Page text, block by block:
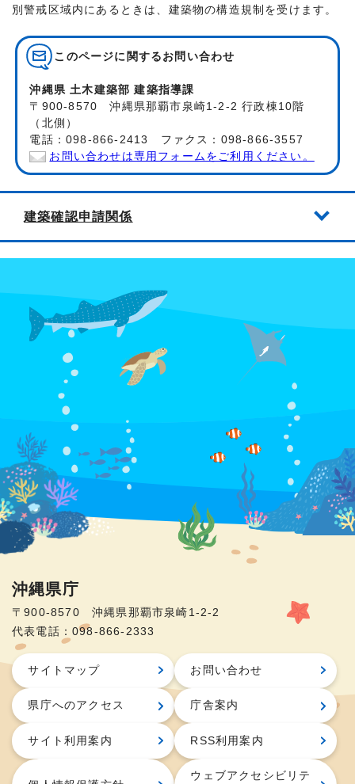
別警戒区域内にあるときは、建築物の構造規制を受けます。
このページに関する お問い合わせ
沖縄県 土木建築部 建築指導課
〒900-8570 沖縄県那覇市泉崎1-2-2 行政棟10階
（北側）
電話：098-866-2413 ファクス：098-866-3557
お問い合わせは専用フォームをご利用ください。
建築確認申請関係
沖縄県庁
〒900-8570 沖縄県那覇市泉崎1-2-2
代表電話：098-866-2333
サイトマップ お問い合わせ
県庁へのアクセス 庁舎案内
サイト利用案内 RSS利用案内
ウェブアクセシビリテ